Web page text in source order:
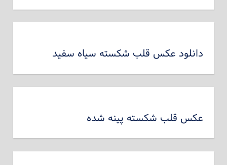
دانلود عکس قلب شکسته سیاه سفید
عکس قلب شکسته پینه شده